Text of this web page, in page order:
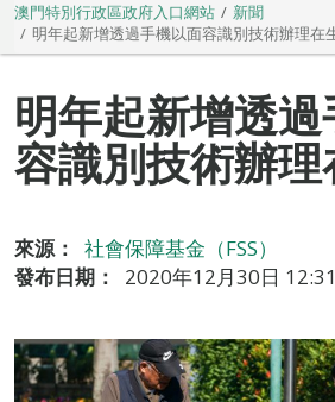
澳門特別行政區政府入口網站
新聞
明年起新增透過手機以面容識別技術辦理在
明年起新增透
容識別技術辦
來源：
社會保障基金（FSS）
發布日期：
2020年12月30日 12:31